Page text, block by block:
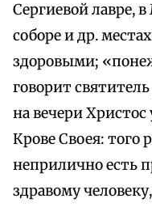
Сергиевой лавре,
соборе и др.
здоровыми;
говорит
на вечери
Крове Своея: того
неприлично есть
здравому